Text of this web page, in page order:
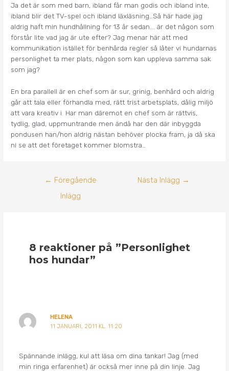
Ja det är som med barn, ibland får man godis och ibland inte,
ibland blir det TV-spel och ibland läxläsning…Så här hade jag
aldrig haft min hundhållning för 13 år sedan…. är det någon som
förstår lite vad jag är ute efter? Jag menar här att med
kommunikation istället för benhårda regler så låter vi hundarnas
personlighet ta mer plats, någon som kan uppleva samma sak
som jag?
En bra parallell är en chef som är sur, grinig, benhård och aldrig
går att tala eller förhandla med, rätt trist arbetsplats, dålig miljö
att vara kreativ i. Har man däremot en chef som är rättvis,
tydlig, glad, uppmuntrande men ändå har den där inbyggda
pondusen han/hon aldrig nästan behöver plocka fram, ja då ska
ni se att det företaget kommer blomstra…
← Föregående
Inlägg
Nästa Inlägg →
8 reaktioner på ”Personlighet
hos hundar”
HELENA
11 JANUARI, 2011 KL. 11:20
Spännande inlägg, kul att läsa om dina tankar! Jag (med
min ringa erfarenhet) är också mer inne på din linje. Jag